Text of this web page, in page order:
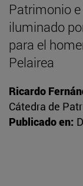
Patrimonio
iluminado
para el
Pelairea
Ricardo
Cátedra de
Publicado en: